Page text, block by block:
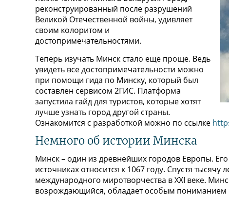
реконструированный после разрушений
Великой Отечественной войны, удивляет
своим колоритом и
достопримечательностями.
Теперь изучать Минск стало еще проще. Ведь
увидеть все достопримечательности можно
при помощи гида по Минску, который был
составлен сервисом 2ГИС. Платформа
запустила гайд для туристов, которые хотят
лучше узнать город другой страны.
Ознакомится с разработкой можно по ссылке
Немного об истории Минска
Минск – один из древнейших городов Европы.
источниках относится к 1067 году. Спустя тысячу
международного миротворчества в XXI веке.
возрождающийся, обладает особым пониманием